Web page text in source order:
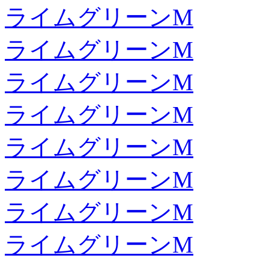
ライムグリーンM
ライムグリーンM
ライムグリーンM
ライムグリーンM
ライムグリーンM
ライムグリーンM
ライムグリーンM
ライムグリーンM